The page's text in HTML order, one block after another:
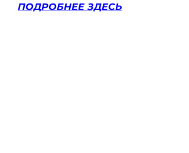
ПОДРОБНЕЕ ЗДЕСЬ